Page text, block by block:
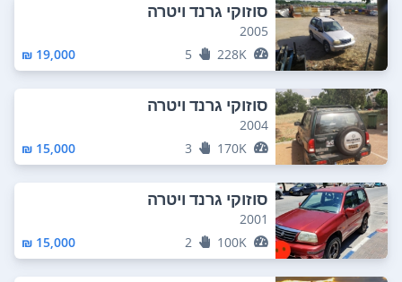
סוזוקי גרנד ויטרה
2005
228K
5
19,000 ₪
סוזוקי גרנד ויטרה
2004
170K
3
15,000 ₪
סוזוקי גרנד ויטרה
2001
100K
2
15,000 ₪